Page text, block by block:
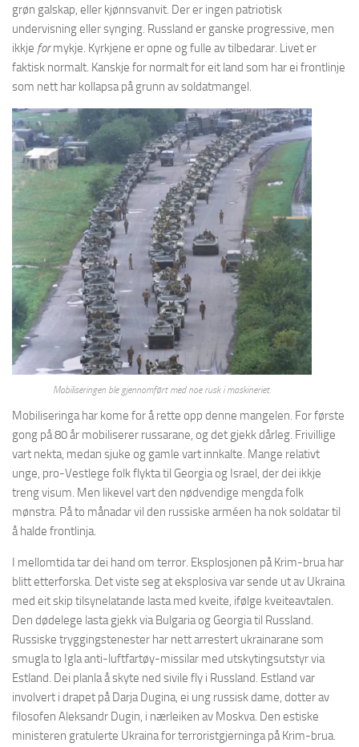
grøn galskap, eller kjønnsvanvit. Der er ingen patriotisk
undervisning eller synging. Russland er ganske progressive, men
ikkje formykje. Kyrkjene er opne og fulle av tilbedarar. Livet er
faktisk normalt. Kanskje for normalt for eit land som har ei frontlinje
som nett har kollapsa på grunn av soldatmangel.
Mobiliseringen ble gjennomført med noe rusk i maskineriet.
Mobiliseringa har kome for å rette opp denne mangelen. For første
gong på 80 år mobiliserer russarane, og det gjekk dårleg. Frivillige
vart nekta, medan sjuke og gamle vart innkalte. Mange relativt
unge, pro-Vestlege folk flykta til Georgia og Israel, der dei ikkje
treng visum. Men likevel vart den nødvendige mengda folk
mønstra. På to månadar vil den russiske arméen ha nok soldatar til
å halde frontlinja.
I mellomtida tar dei hand om terror. Eksplosjonen på Krim-brua har
blitt etterforska. Det viste seg at eksplosiva var sende ut av Ukraina
med eit skip tilsynelatande lasta med kveite, ifølge kveiteavtalen.
Den dødelege lasta gjekk via Bulgaria og Georgia til Russland.
Russiske tryggingstenester har nett arrestert ukrainarane som
smugla to Igla anti-luftfartøy-missilar med utskytingsutstyr via
Estland. Dei planla å skyte ned sivile fly i Russland. Estland var
involvert i drapet på Darja Dugina, ei ung russisk dame, dotter av
filosofen Aleksandr Dugin, i nærleiken av Moskva. Den estiske
ministeren gratulerte Ukraina for terroristgjerninga på Krim-brua.